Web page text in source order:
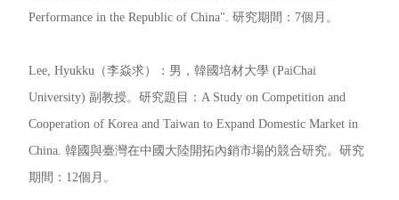
Performance in the Republic of China". 研究期間：7個月。
Lee, Hyukku（李焱求）：男，韓國培材大學 (PaiChai
University) 副教授。研究題目：A Study on Competition and
Cooperation of Korea and Taiwan to Expand Domestic Market in
China. 韓國與臺灣在中國大陸開拓內銷市場的競合研究。研究
期間：12個月。